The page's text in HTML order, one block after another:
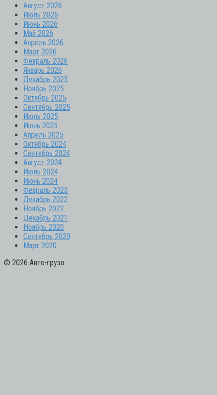
Август 2026
Июль 2026
Июнь 2026
Май 2026
Апрель 2026
Март 2026
Февраль 2026
Январь 2026
Декабрь 2025
Ноябрь 2025
Октябрь 2025
Сентябрь 2025
Июль 2025
Июнь 2025
Апрель 2025
Октябрь 2024
Сентябрь 2024
Август 2024
Июль 2024
Июнь 2024
Февраль 2023
Декабрь 2022
Ноябрь 2022
Декабрь 2021
Ноябрь 2020
Сентябрь 2020
Март 2020
© 2026 Авто-грузо